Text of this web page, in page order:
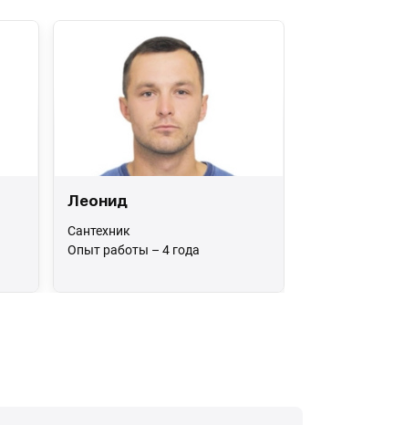
Леонид
Сантехник
Опыт работы – 4 года